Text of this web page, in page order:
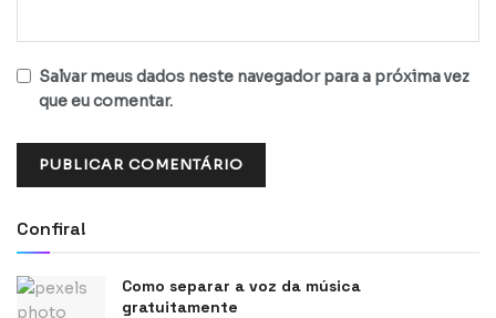
Salvar meus dados neste navegador para a próxima vez
que eu comentar.
Confira!
Como separar a voz da música
gratuitamente